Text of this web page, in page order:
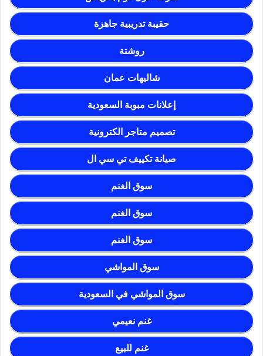
حقيبة تدريبية جاهزة
روشتة
شاليهات عمان
إعلانات مبوبة السعودية
تصميم متاجر الكترونية
صيانة تكييف تي سي ال
سوق الغنم
سوق الغنم
سوق الغنم
سوق المواشي
سوق المواشي في السعودية
غنم نعيمي
غنم للبيع